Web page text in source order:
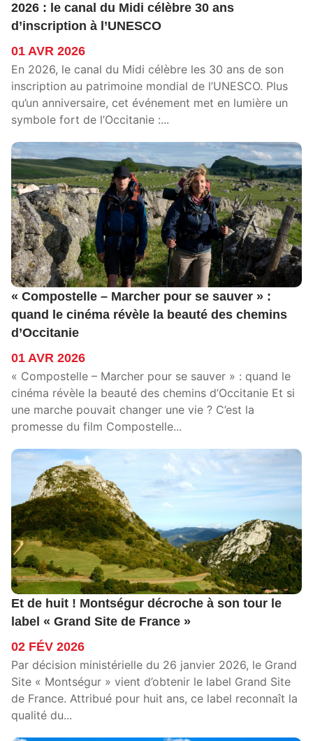
2026 : le canal du Midi célèbre 30 ans
d’inscription à l’UNESCO
01 AVR 2026
En 2026, le canal du Midi célèbre les 30 ans de son
inscription au patrimoine mondial de l’UNESCO. Plus
qu’un anniversaire, cet événement met en lumière un
symbole fort de l’Occitanie :...
« Compostelle – Marcher pour se sauver » :
quand le cinéma révèle la beauté des chemins
d’Occitanie
01 AVR 2026
« Compostelle – Marcher pour se sauver » : quand le
cinéma révèle la beauté des chemins d’Occitanie Et si
une marche pouvait changer une vie ? C’est la
promesse du film Compostelle...
Et de huit ! Montségur décroche à son tour le
label « Grand Site de France »
02 FÉV 2026
Par décision ministérielle du 26 janvier 2026, le Grand
Site « Montségur » vient d’obtenir le label Grand Site
de France. Attribué pour huit ans, ce label reconnaît la
qualité du...